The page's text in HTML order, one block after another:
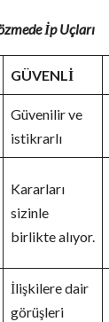
İp Uçları
GÜVENLİ
Güvenilir ve
istikrarlı
Kararları
sizinle
birlikte alıyor.
İlişkilere dair
görüşleri